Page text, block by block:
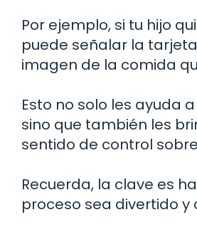
Por ejemplo, si tu hijo
puede señalar la
imagen de la comida
Esto no solo les ayuda
sino que también les
sentido de control
Recuerda, la clave es
proceso sea divertido y